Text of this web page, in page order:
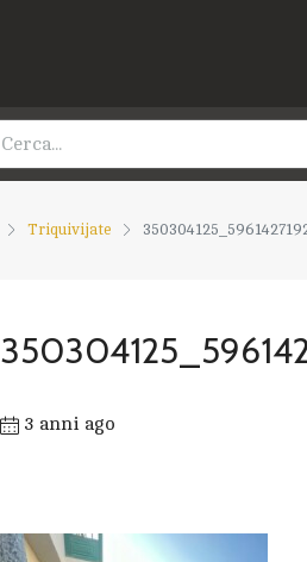
Triquivijate
3 anni ago